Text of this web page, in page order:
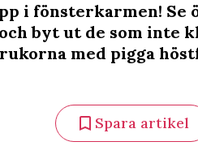
i fönsterkarmen!
byt ut de som inte
med pigga
Spara artikel